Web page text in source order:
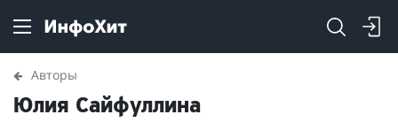
Авторы
Юлия Сайфуллина